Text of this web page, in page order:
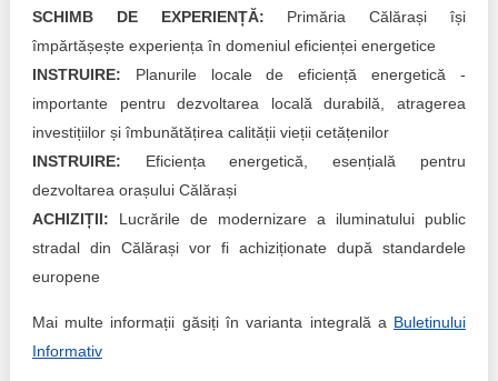
SCHIMB DE EXPERIENȚĂ: Primăria Călărași își
împărtășește experiența în domeniul eficienței energetice
INSTRUIRE: Planurile locale de eficiență energetică -
importante pentru dezvoltarea locală durabilă, atragerea
investițiilor și îmbunătățirea calității vieții cetățenilor
INSTRUIRE: Eficiența energetică, esențială pentru
dezvoltarea orașului Călărași
ACHIZIȚII: Lucrările de modernizare a iluminatului public
stradal din Călărași vor fi achiziționate după standardele
europene
Mai multe informații găsiți în varianta integrală a Buletinului
Informativ